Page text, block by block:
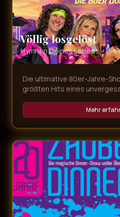
Völlig losgelöst
Hymnen Deines Lebens – Die
Die ultimative 80er-Jahre-
größten Hits eines
Zeitreise in die Ära der
Popsongs.
Mehr